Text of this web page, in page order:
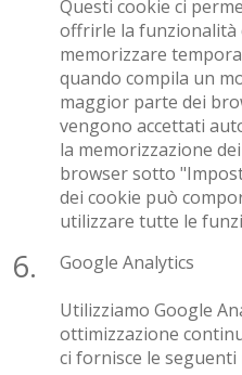
Questi cookie ci
offrirle la funzionalità
memorizzare
quando compila un
maggior parte dei
vengono accettati
la memorizzazione
browser sotto
dei cookie può
utilizzare tutte le
Google Analytics
Utilizziamo Google
ottimizzazione
ci fornisce le